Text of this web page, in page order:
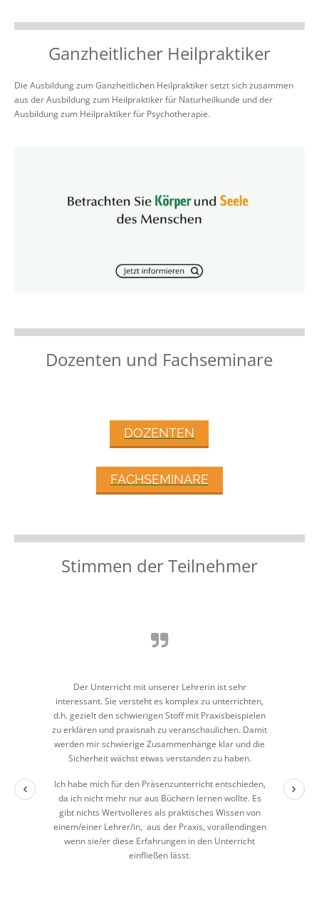
Ganzheitlicher Heilpraktiker
Die Ausbildung zum Ganzheitlichen Heilpraktiker setzt sich zusammen
aus der Ausbildung zum Heilpraktiker für Naturheilkunde und der
Ausbildung zum Heilpraktiker für Psychotherapie.
Dozenten und Fachseminare
DOZENTEN
FACHSEMINARE
Stimmen der Teilnehmer
Der Unterricht mit unserer Lehrerin ist sehr
interessant. Sie versteht es komplex zu unterrichten,
d.h. gezielt den schwierigen Stoff mit Praxisbeispielen
zu erklären und praxisnah zu veranschaulichen. Damit
werden mir schwierige Zusammenhänge klar und die
Sicherheit wächst etwas verstanden zu haben.
Ich habe mich für den Präsenzunterricht entschieden,
da ich nicht mehr nur aus Büchern lernen wollte. Es
gibt nichts Wertvolleres als praktisches Wissen von
einem/einer Lehrer/in, aus der Praxis, vorallendingen
wenn sie/er diese Erfahrungen in den Unterricht
einfließen lässt.